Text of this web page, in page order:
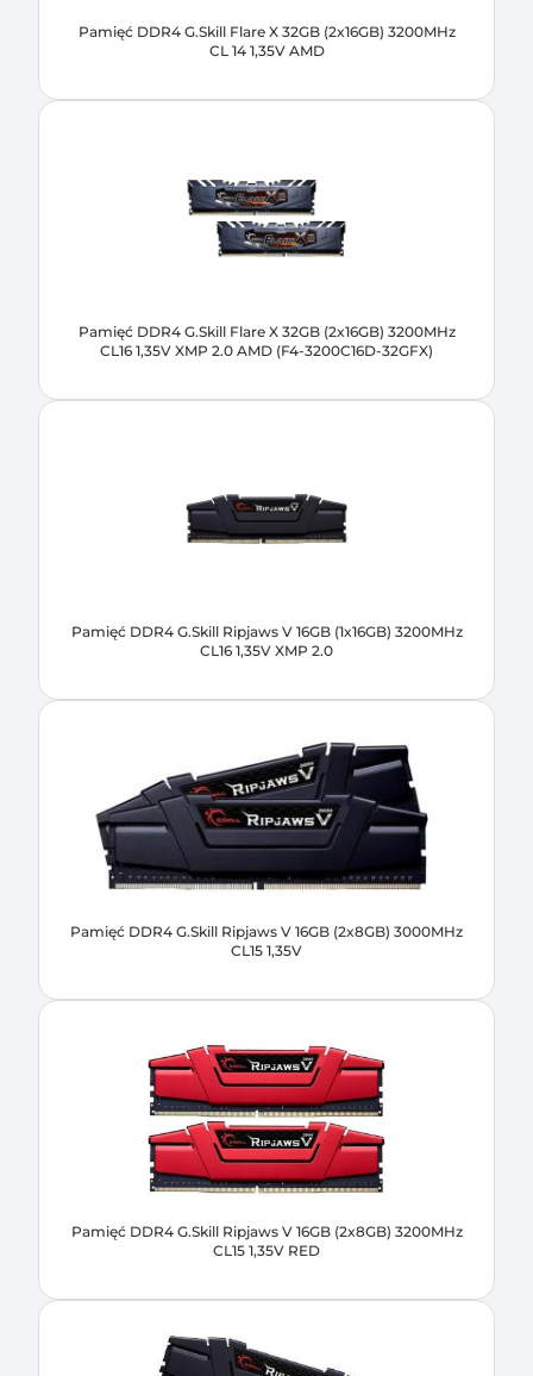
Pamięć DDR4 G.Skill Flare X 32GB (2x16GB) 3200MHz
CL 14 1,35V AMD
Pamięć DDR4 G.Skill Flare X 32GB (2x16GB) 3200MHz
CL16 1,35V XMP 2.0 AMD (F4-3200C16D-32GFX)
Pamięć DDR4 G.Skill Ripjaws V 16GB (1x16GB) 3200MHz
CL16 1,35V XMP 2.0
Pamięć DDR4 G.Skill Ripjaws V 16GB (2x8GB) 3000MHz
CL15 1,35V
Pamięć DDR4 G.Skill Ripjaws V 16GB (2x8GB) 3200MHz
CL15 1,35V RED